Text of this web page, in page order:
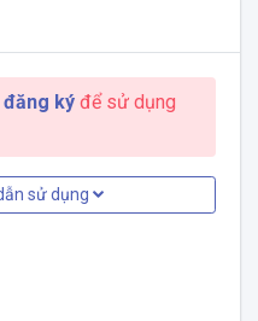
đăng kýđể sử dụng
sử dụng